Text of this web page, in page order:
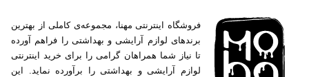
فروشگاه اینترنتی مهنا، مجموعه‌ی کاملی از بهترین
برندهای لوازم آرایشی و بهداشتی را فراهم آورده
تا نیاز شما همراهان گرامی را برای خرید اینترنتی
لوازم آرایشی و بهداشتی را برآورده نماید. این